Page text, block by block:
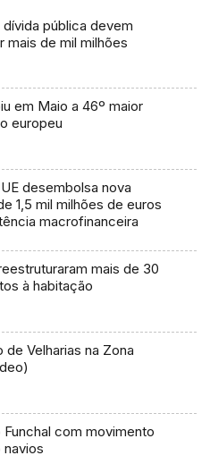
dívida pública devem
mais de mil milhões
em Maio a 46º maior
europeu
desembolsa nova
1,5 mil milhões de euros
macrofinanceira
à habitação
de Velharias na Zona
Funchal com movimento